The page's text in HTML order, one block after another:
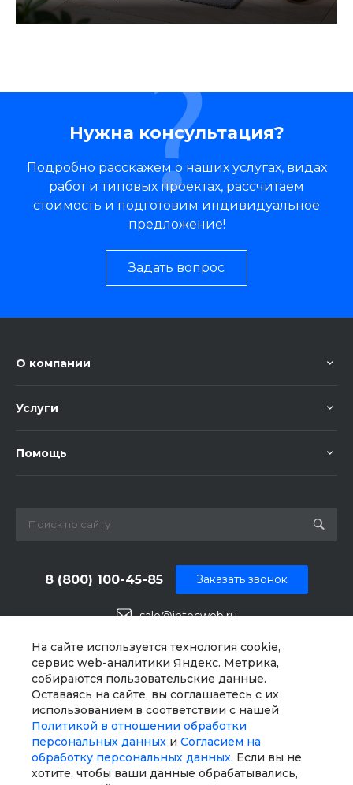
На сайте используется технология cookie,
сервис web-аналитики Яндекс. Метрика,
собираются пользовательские данные.
Оставаясь на сайте, вы соглашаетесь с их
использованием в соответствии с нашей
Политикой в отношении обработки
персональных данных и Согласием на
обработку персональных данных. Если вы не
хотите, чтобы ваши данные обрабатывались,
Нужна консультация?
Подробно расскажем о наших услугах, видах
работ и типовых проектах, рассчитаем
стоимость и подготовим индивидуальное
предложение!
Задать вопрос
О компании
Услуги
Помощь
8 (800) 100-45-85
sale@intecweb.ru
Заказать звонок
г. Челябинск, ул.Свободы, д. 93, оф. 6